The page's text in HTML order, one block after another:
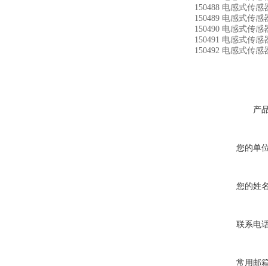
150488 电感式传
150489 电感式传
150490 电感式传
150491 电感式传
150492 电感式传
产
您的单
您的姓
联系电
常用邮